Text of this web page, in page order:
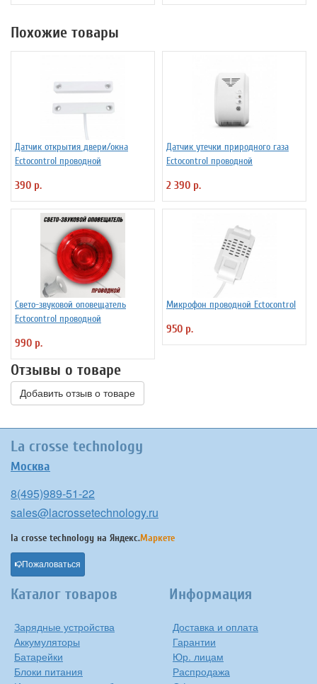
Похожие товары
Датчик открытия двери/окна
Ectocontrol проводной
390 р.
Датчик утечки природного газа
Ectocontrol проводной
2 390 р.
Свето-звуковой оповещатель
Ectocontrol проводной
990 р.
Микрофон проводной Ectocontrol
950 р.
Отзывы о товаре
Добавить отзыв о товаре
La crosse technology
Москва
8(495)989-51-22
sales@lacrossetechnology.ru
la crosse technology на Яндекс.Маркете
Пожаловаться
Каталог товаров
Зарядные устройства
Аккумуляторы
Батарейки
Блоки питания
Информация
Доставка и оплата
Гарантии
Юр. лицам
Распродажа